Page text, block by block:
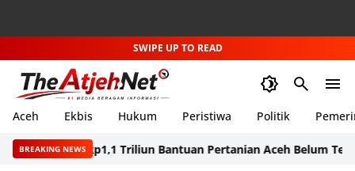
SWIPE UP TO READ
Aceh Ekbis Hukum Peristiwa Politik
BREAKING NEWS
PolisiRp1,1 Triliun Bantuan Pertanian Aceh Belum Terserap,